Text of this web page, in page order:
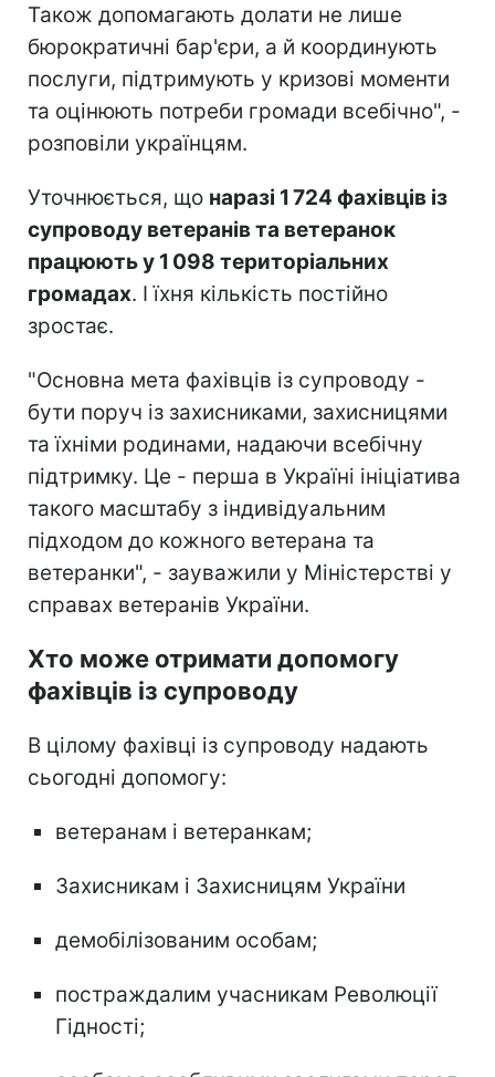
Також допомагають долати не лише
бюрократичні бар'єри, а й координують
послуги, підтримують у кризові моменти
та оцінюють потреби громади всебічно", -
розповіли українцям.
Уточнюється, що наразі 1 724 фахівців із
супроводу ветеранів та ветеранок
працюють у 1 098 територіальних
громадах. І їхня кількість постійно
зростає.
"Основна мета фахівців із супроводу -
бути поруч із захисниками, захисницями
та їхніми родинами, надаючи всебічну
підтримку. Це - перша в Україні ініціатива
такого масштабу з індивідуальним
підходом до кожного ветерана та
ветеранки", - зауважили у Міністерстві у
справах ветеранів України.
Хто може отримати допомогу
фахівців із супроводу
В цілому фахівці із супроводу надають
сьогодні допомогу:
ветеранам і ветеранкам;
Захисникам і Захисницям України
демобілізованим особам;
постраждалим учасникам Революції
Гідності;